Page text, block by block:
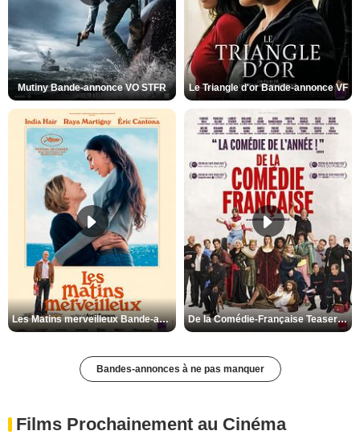
Mutiny Bande-annonce VO STFR Le Triangle d'or Bande-annonce VF
Les Matins merveilleux Bande-annonce VF De la Comédie-Française Teaser VF
Bandes-annonces à ne pas manquer
Films Prochainement au Cinéma